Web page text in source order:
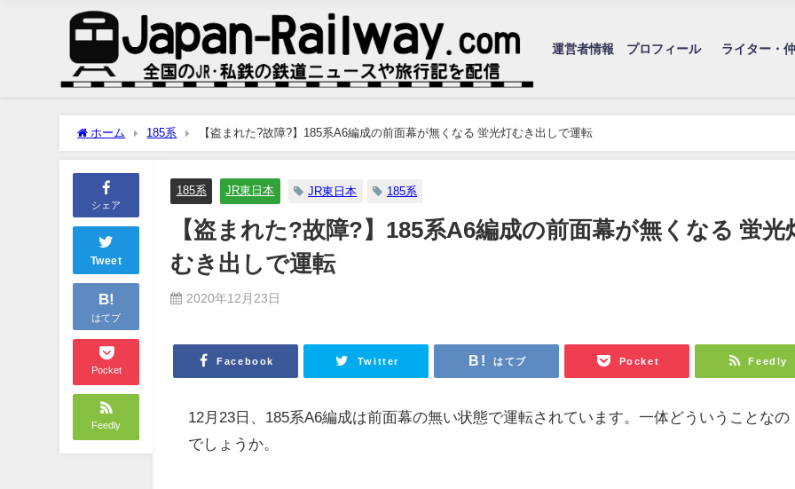
運営者情報 プロフィール ライター・
ホーム 185系 【盗まれた?故障?】185系A6編成の前面幕が無くなる 蛍光灯むき出しで運転
シェア
Tweet
B!
はてブ
Pocket
Feedly
185系 JR東日本 JR東日本 185系
【盗まれた?故障?】185系A6編成の前面幕が無くなる 蛍光
むき出しで運転
2020年12月23日
Facebook Twitter はてブ Pocket Feedly
12月23日、185系A6編成は前面幕の無い状態で運転されています。一体どういうことなの
でしょうか。